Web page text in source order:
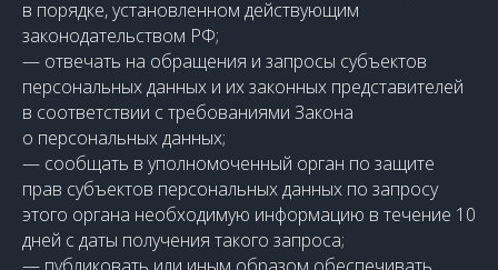
в порядке, установленном действующим
законодательством РФ;
— отвечать на обращения и запросы субъектов
персональных данных и их законных представителей
в соответствии с требованиями Закона
о персональных данных;
— сообщать в уполномоченный орган по защите
прав субъектов персональных данных по запросу
этого органа необходимую информацию в течение 10
дней с даты получения такого запроса;